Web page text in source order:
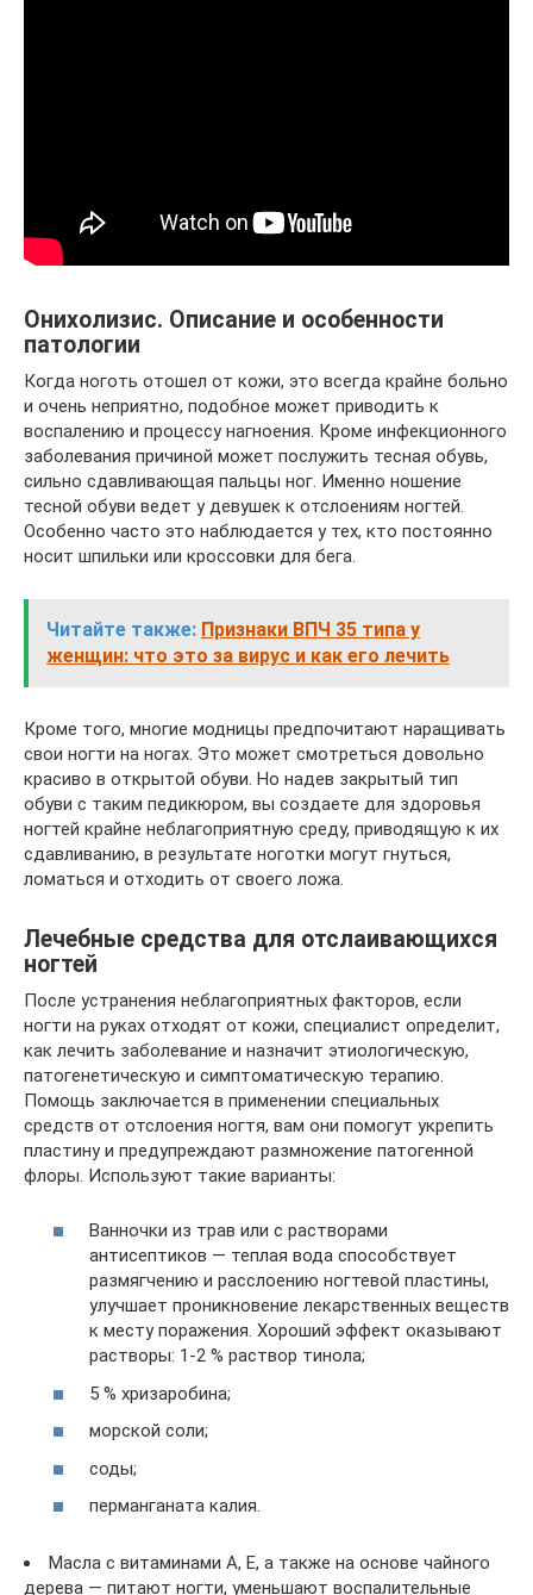
Онихолизис. Описание и особенности
патологии
Когда ноготь отошел от кожи, это всегда крайне больно
и очень неприятно, подобное может приводить к
воспалению и процессу нагноения. Кроме инфекционного
заболевания причиной может послужить тесная обувь,
сильно сдавливающая пальцы ног. Именно ношение
тесной обуви ведет у девушек к отслоениям ногтей.
Особенно часто это наблюдается у тех, кто постоянно
носит шпильки или кроссовки для бега.
Читайте также: Признаки ВПЧ 35 типа у
женщин: что это за вирус и как его лечить
Кроме того, многие модницы предпочитают наращивать
свои ногти на ногах. Это может смотреться довольно
красиво в открытой обуви. Но надев закрытый тип
обуви с таким педикюром, вы создаете для здоровья
ногтей крайне неблагоприятную среду, приводящую к их
сдавливанию, в результате ноготки могут гнуться,
ломаться и отходить от своего ложа.
Лечебные средства для отслаивающихся
ногтей
После устранения неблагоприятных факторов, если
ногти на руках отходят от кожи, специалист определит,
как лечить заболевание и назначит этиологическую,
патогенетическую и симптоматическую терапию.
Помощь заключается в применении специальных
средств от отслоения ногтя, вам они помогут укрепить
пластину и предупреждают размножение патогенной
флоры. Используют такие варианты:
Ванночки из трав или с растворами
антисептиков — теплая вода способствует
размягчению и расслоению ногтевой пластины,
улучшает проникновение лекарственных веществ
к месту поражения. Хороший эффект оказывают
растворы: 1-2 % раствор тинола;
5 % хризаробина;
морской соли;
соды;
перманганата калия.
Масла с витаминами А, Е, а также на основе чайного
дерева — питают ногти, уменьшают воспалительные